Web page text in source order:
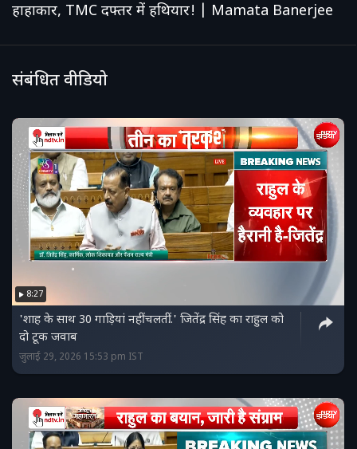
हाहाकार, TMC दफ्तर में हथियार! | Mamata Banerjee
संबंधित वीडियो
8:27
'शाह के साथ 30 गाड़ियां नहीं चलतीं..' जितेंद्र सिंह का राहुल को
दो टूक जवाब
जुलाई 29, 2026 15:53 pm IST